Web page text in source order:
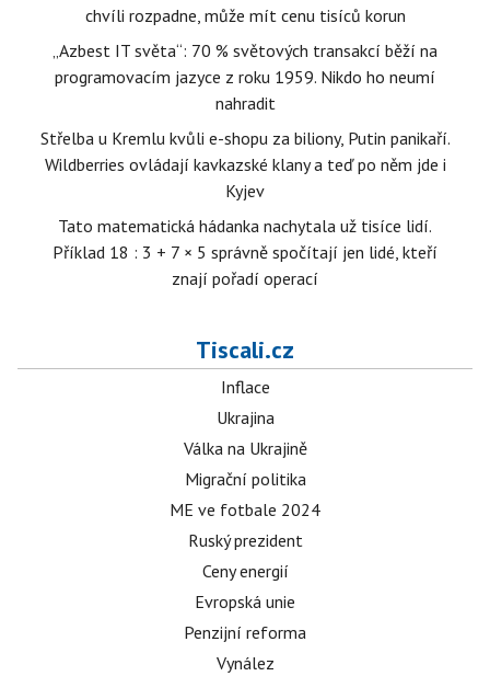
chvíli rozpadne, může mít cenu tisíců korun
„Azbest IT světa“: 70 % světových transakcí běží na
programovacím jazyce z roku 1959. Nikdo ho neumí
nahradit
Střelba u Kremlu kvůli e-shopu za biliony, Putin panikaří.
Wildberries ovládají kavkazské klany a teď po něm jde i
Kyjev
Tato matematická hádanka nachytala už tisíce lidí.
Příklad 18 : 3 + 7 × 5 správně spočítají jen lidé, kteří
znají pořadí operací
Tiscali.cz
Inflace
Ukrajina
Válka na Ukrajině
Migrační politika
ME ve fotbale 2024
Ruský prezident
Ceny energií
Evropská unie
Penzijní reforma
Vynález